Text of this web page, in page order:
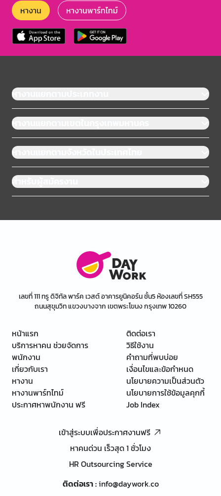
หางาน หางานพาร์ทไทม์
หางานแยกตามประเภทงาน
หางานแยกตามเขตในกรุงเทพมหานคร
หางานแยกตามจังหวัดในประเทศไทย
สำหรับผู้สมัครงาน
เลขที่ 111 ทรู ดิจิทัล พาร์ค เวสต์ อาคารยูนิคอร์น ชั้น5 ห้องเลขที่ SH555
ถนนสุขุมวิท แขวงบางจาก เขตพระโขนง กรุงเทพ 10260
หน้าแรก
บริการหาคน ช่วยจัดการ
พนักงาน
เกี่ยวกับเรา
หางาน
หางานพาร์ทไทม์
ประกาศหาพนักงาน ฟรี
ติดต่อเรา
วิธีใช้งาน
คำถามที่พบบ่อย
เงื่อนไขและข้อกำหนด
นโยบายความเป็นส่วนตัว
นโยบายการใช้ข้อมูลคุกกี้
Job Index
เข้าสู่ระบบเพื่อประกาศงานฟรี
หาคนด่วน เร็วสุด 1 ชั่วโมง
HR Outsourcing Service
ติดต่อเรา:info@daywork.co